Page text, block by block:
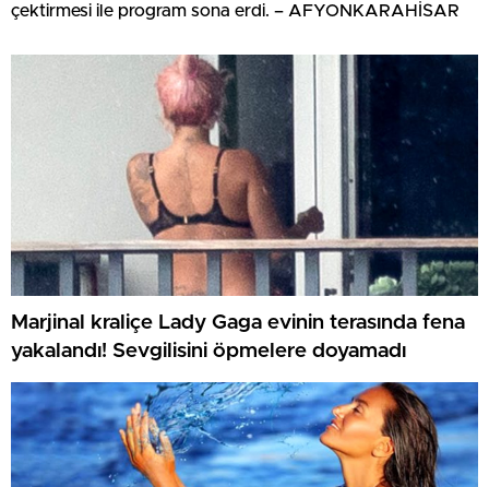
çektirmesi ile program sona erdi. – AFYONKARAHİSAR
Marjinal kraliçe Lady Gaga evinin terasında fena
yakalandı! Sevgilisini öpmelere doyamadı